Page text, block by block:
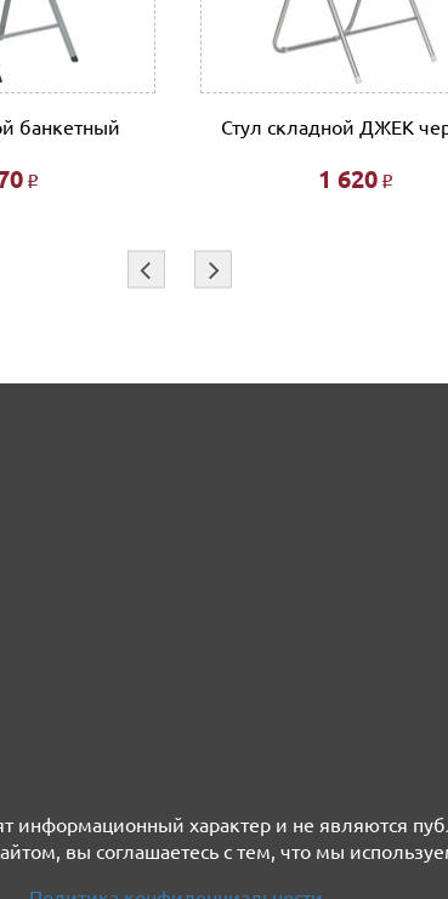
⇦
банкетный
Р
Стул складной ДЖЕК
1 620 Р
⇨
информационный характер и не являются
вы соглашаетесь с тем, что мы